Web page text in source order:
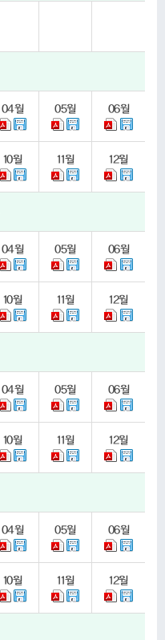
04월 05월 06월
10월 11월 12월
04월 05월 06월
10월 11월 12월
04월 05월 06월
10월 11월 12월
04월 05월 06월
10월 11월 12월